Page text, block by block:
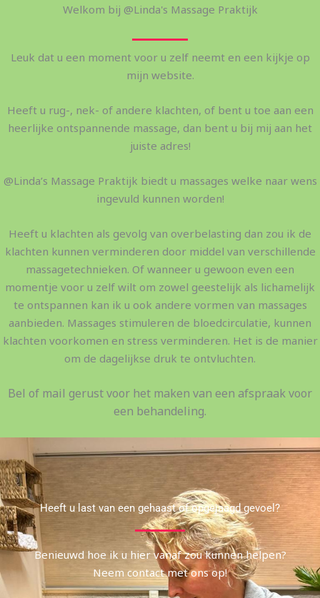
Welkom bij @Linda's Massage Praktijk
Leuk dat u een moment voor u zelf neemt en een kijkje op
mijn website.
Heeft u rug-, nek- of andere klachten, of bent u toe aan een
heerlijke ontspannende massage, dan bent u bij mij aan het
juiste adres!
@Linda’s Massage Praktijk biedt u massages welke naar wens
ingevuld kunnen worden!
Heeft u klachten als gevolg van overbelasting dan zou ik de
klachten kunnen verminderen door middel van verschillende
massagetechnieken. Of wanneer u gewoon even een
momentje voor u zelf wilt om zowel geestelijk als lichamelijk
te ontspannen kan ik u ook andere vormen van massages
aanbieden. Massages stimuleren de bloedcirculatie, kunnen
klachten voorkomen en stress verminderen. Het is de manier
om de dagelijkse druk te ontvluchten.
Bel of mail gerust voor het maken van een afspraak voor
een behandeling.
Heeft u last van een gehaast of opgejaagd gevoel?
Benieuwd hoe ik u hier vanaf zou kunnen helpen?
Neem contact met ons op!